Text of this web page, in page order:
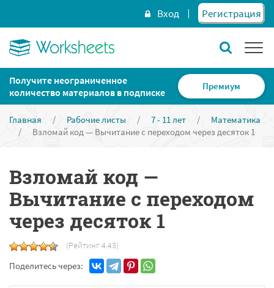
Вход Регистрация
Получите неограниченное
количество материалов в подписке
Премиум
Главная / Рабочие листы / 7 - 11 лет /
Математика
/
Взломай код — Вычитание с переходом через десяток 1
Взломай код —
Вычитание с переходом
через десяток 1
(Рейтинг 4.43)
Поделитесь через: